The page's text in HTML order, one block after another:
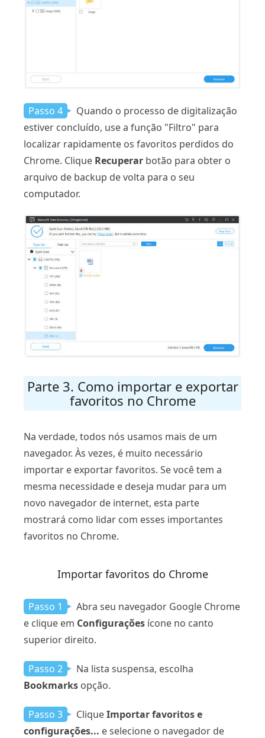
Passo 4
Quando o processo de digitalização
estiver concluído, use a função "Filtro" para
localizar rapidamente os favoritos perdidos do
Chrome. Clique Recuperar botão para obter o
arquivo de backup de volta para o seu
computador.
Parte 3. Como importar e exportar
favoritos no Chrome
Na verdade, todos nós usamos mais de um
navegador. Às vezes, é muito necessário
importar e exportar favoritos. Se você tem a
mesma necessidade e deseja mudar para um
novo navegador de internet, esta parte
mostrará como lidar com esses importantes
favoritos no Chrome.
Importar favoritos do Chrome
Passo 1
Abra seu navegador Google Chrome
e clique em Configurações ícone no canto
superior direito.
Passo 2
Na lista suspensa, escolha
Bookmarks opção.
Passo 3 CliqueImportar favoritos e
configurações... e selecione o navegador de